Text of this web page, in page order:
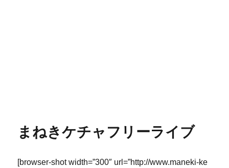
まねきケチャフリーライブ
[browser-shot width=”300″ url=”http://www.maneki-ke